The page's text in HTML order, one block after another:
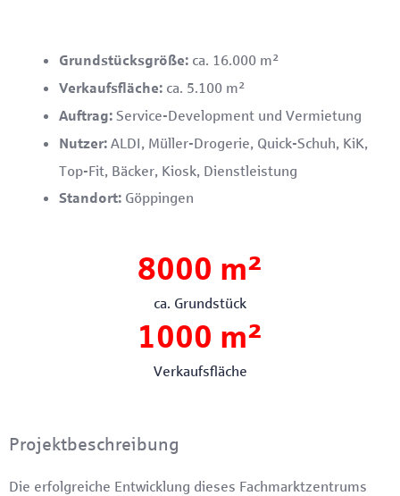
Grundstücksgröße: ca. 16.000 m²
Verkaufsfläche: ca. 5.100 m²
Auftrag: Service-Development und Vermietung
Nutzer: ALDI, Müller-Drogerie, Quick-Schuh, KiK,
Top-Fit, Bäcker, Kiosk, Dienstleistung
Standort: Göppingen
ca. Grundstück
8000 m²
Verkaufsfläche
1000 m²
Projektbeschreibung
Die erfolgreiche Entwicklung dieses Fachmarktzentrums